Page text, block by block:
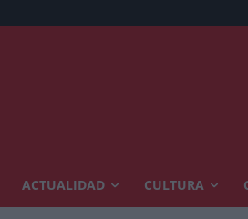
ACTUALIDAD CULTURA